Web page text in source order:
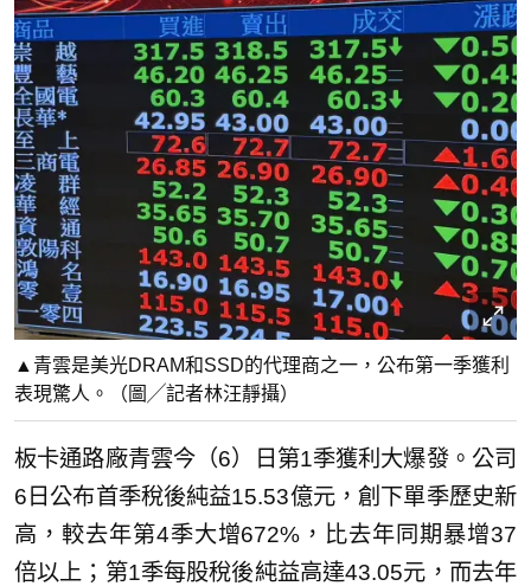
▲青雲是美光DRAM和SSD的代理商之一，公布第一季獲利
表現驚人。（圖╱記者林汪靜攝）
板卡通路廠青雲今（6）日第1季獲利大爆發。公司
6日公布首季稅後純益15.53億元，創下單季歷史新
高，較去年第4季大增672%，比去年同期暴增37
倍以上；第1季每股稅後純益高達43.05元，而去年